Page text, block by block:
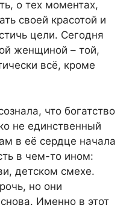
о тех моментах,
своей красотой и
цели. Сегодня
женщиной – той,
всё, кроме
что богатство
не единственный
в её сердце начала
в чем-то ином:
детском смехе.
но они
Именно в этот